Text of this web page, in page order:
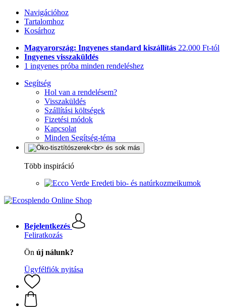
Navigációhoz
Tartalomhoz
Kosárhoz
Magyarország: Ingyenes standard kiszállítás 22.000 Ft-tól
Ingyenes visszaküldés
1 ingyenes próba minden rendeléshez
Segítség
Hol van a rendelésem?
Visszaküldés
Szállítási költségek
Fizetési módok
Kapcsolat
Minden Segítség-téma
Több inspiráció
Eredeti bio- és natúrkozmeikumok
Bejelentkezés
Feliratkozás
Ön új nálunk?
Ügyfélfiók nyitása